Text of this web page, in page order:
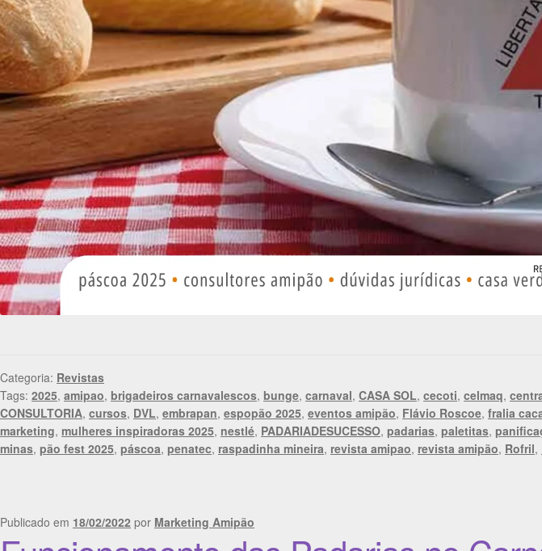
Categoria: Revistas
Tags: 2025, amipao, brigadeiros carnavalescos, bunge, carnaval, CASA SOL, cecoti, celmaq,
CONSULTORIA, cursos, DVL, embrapan, espopão 2025, eventos amipão, Flávio Roscoe, fralia
marketing, mulheres inspiradoras 2025, nestlé, PADARIADESUCESSO, padarias, paletitas,
minas, pão fest 2025, páscoa, penatec, raspadinha mineira, revista amipao, revista amipão, Rofril,
Publicado em 18/02/2022 por Marketing Amipão